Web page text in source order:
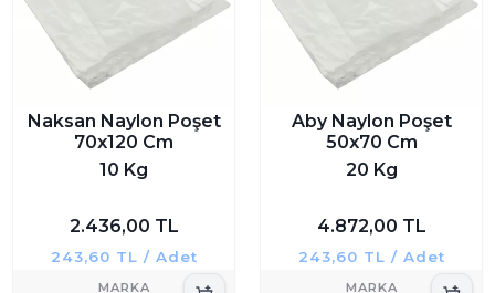
Naksan Naylon Poşet
70x120 Cm
10 Kg
2.436,00 TL
243,60 TL / Adet
Aby Naylon Poşet
50x70 Cm
20 Kg
4.872,00 TL
243,60 TL / Adet